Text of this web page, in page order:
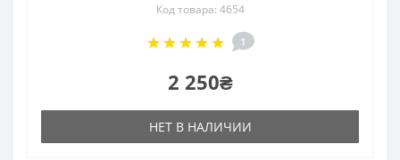
Код товара: 4654
1
2 250₴
НЕТ В НАЛИЧИИ